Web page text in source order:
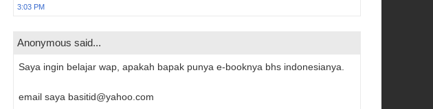
3:03 PM
Anonymous said...
Saya ingin belajar wap, apakah bapak punya e-booknya bhs indonesianya.
email saya basitid@yahoo.com